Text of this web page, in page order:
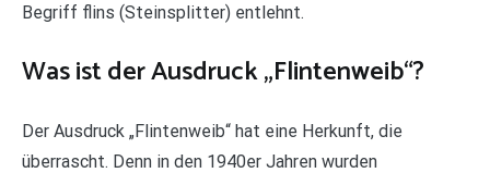
Begriff flins (Steinsplitter) entlehnt.
Was ist der Ausdruck „Flintenweib“?
Der Ausdruck „Flintenweib“ hat eine Herkunft, die
überrascht. Denn in den 1940er Jahren wurden